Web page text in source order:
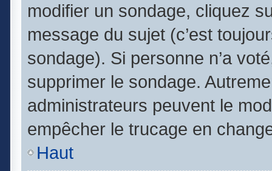
modifier un sondage, cliquez
message du sujet (c’est
sondage). Si personne n’a
supprimer le sondage.
administrateurs peuvent le
empêcher le trucage en
Haut